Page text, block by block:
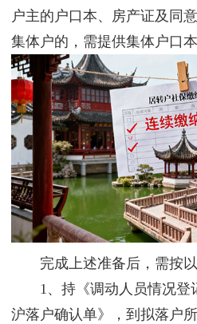
户主的户口本、房产证及同
集体户的，需提供集体户口本
完成上述准备后，需按以
1、持《调动人员情况登
沪落户确认单》，到拟落户